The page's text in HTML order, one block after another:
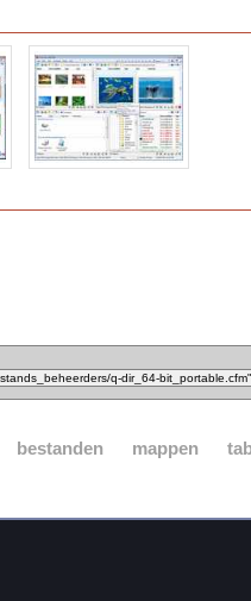
bestanden mappen